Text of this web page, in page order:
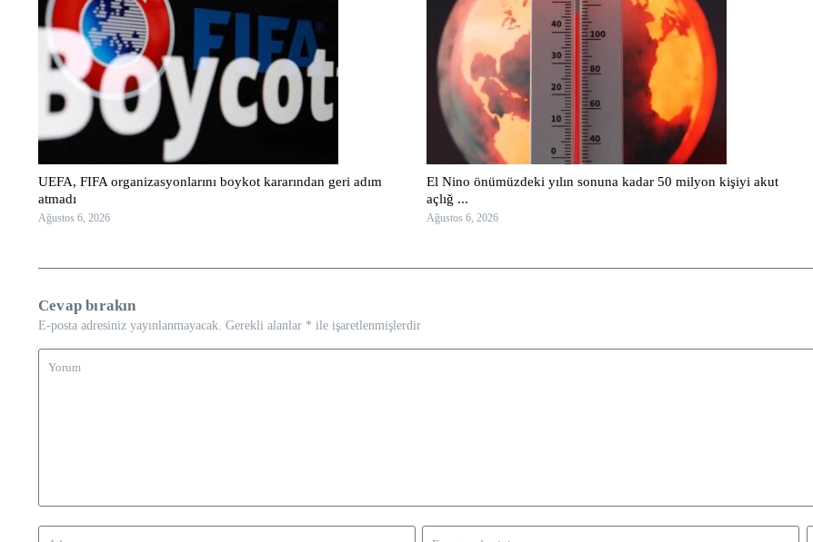
UEFA, FIFA organizasyonlarını boykot kararından geri adım
atmadı
Ağustos 6, 2026
El Nino önümüzdeki yılın sonuna kadar 50 milyon kişiyi akut
açlığ ...
Ağustos 6, 2026
Cevap bırakın
E-posta adresiniz yayınlanmayacak. Gerekli alanlar * ile işaretlenmişlerdir